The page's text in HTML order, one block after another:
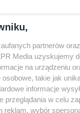
na Facebooku
drugi raz - mądry Polak
partnerów
Media uzyskujemy
na urządzeniu
takie jak
informacje
przeglądania w celu
reklam, wybór